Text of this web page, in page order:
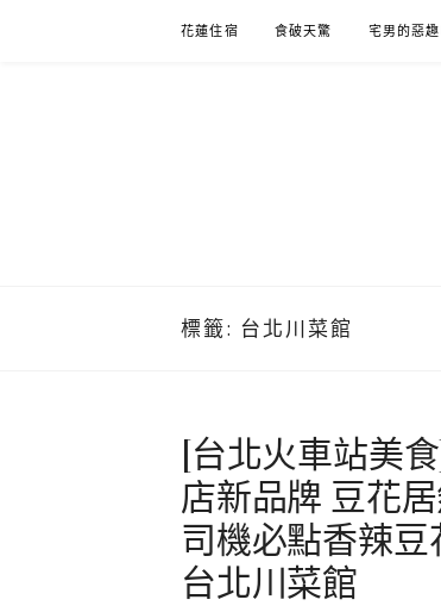
花蓮住宿 食破天驚 宅男的惡
標籤: 台北川菜館
[台北火車站美
店新品牌 豆花
司機必點香辣豆
台北川菜館